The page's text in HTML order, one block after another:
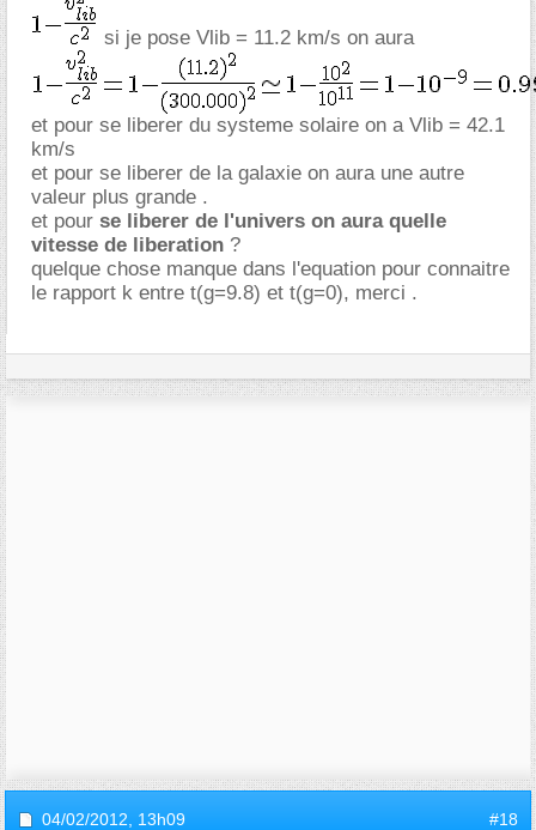
si je pose Vlib = 11.2 km/s on aura
et pour se liberer du systeme solaire on a Vlib = 42.1
km/s
et pour se liberer de la galaxie on aura une autre
valeur plus grande .
et pour se liberer de l'univers on aura quelle
vitesse de liberation ?
quelque chose manque dans l'equation pour connaitre
le rapport k entre t(g=9.8) et t(g=0), merci .
04/02/2012, 13h09 #18